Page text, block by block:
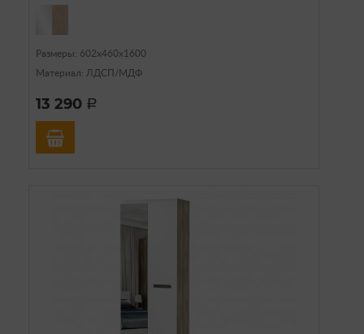
Размеры: 602х460х1600
Материал: ЛДСП/МДФ
13 290 a